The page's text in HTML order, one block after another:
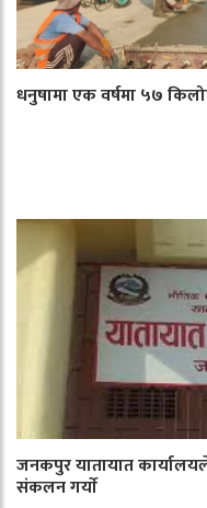
धनुषामा एक वर्षमा ५७
जनकपुर यातायात
संकलन गर्याे